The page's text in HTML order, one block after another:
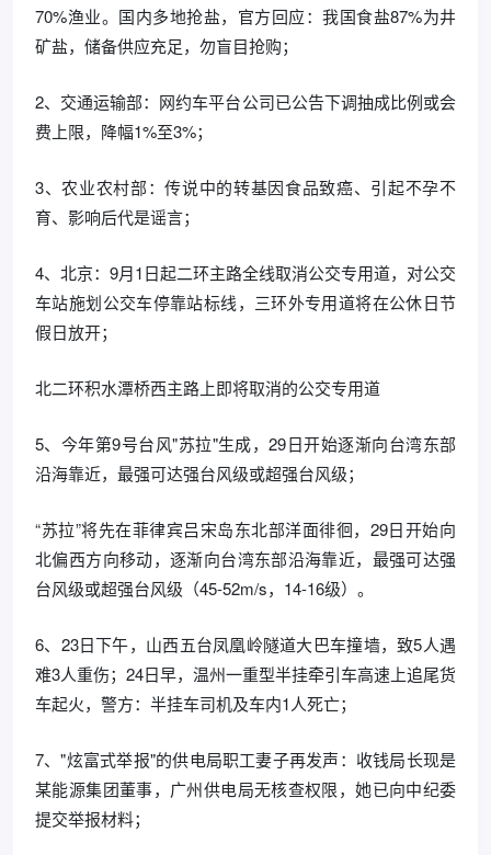
70%渔业。国内多地抢盐，官方回应：我国食盐87%为井
矿盐，储备供应充足，勿盲目抢购；
2、交通运输部：网约车平台公司已公告下调抽成比例或会
费上限，降幅1%至3%；
3、农业农村部：传说中的转基因食品致癌、引起不孕不
育、影响后代是谣言；
4、北京：9月1日起二环主路全线取消公交专用道，对公交
车站施划公交车停靠站标线，三环外专用道将在公休日节
假日放开；
北二环积水潭桥西主路上即将取消的公交专用道
5、今年第9号台风"苏拉"生成，29日开始逐渐向台湾东部
沿海靠近，最强可达强台风级或超强台风级；
“苏拉”将先在菲律宾吕宋岛东北部洋面徘徊，29日开始向
北偏西方向移动，逐渐向台湾东部沿海靠近，最强可达强
台风级或超强台风级（45-52m/s，14-16级）。
6、23日下午，山西五台凤凰岭隧道大巴车撞墙，致5人遇
难3人重伤；24日早，温州一重型半挂牵引车高速上追尾货
车起火，警方：半挂车司机及车内1人死亡；
7、"炫富式举报"的供电局职工妻子再发声：收钱局长现是
某能源集团董事，广州供电局无核查权限，她已向中纪委
提交举报材料；